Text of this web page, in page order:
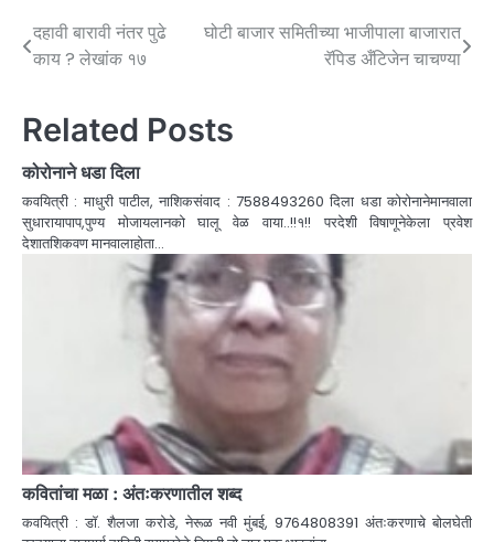
दहावी बारावी नंतर पुढे
काय ? लेखांक १७
घोटी बाजार समितीच्या भाजीपाला बाजारात
रॅपिड अँटिजेन चाचण्या
Related Posts
कोरोनाने धडा दिला
कवयित्री : माधुरी पाटील, नाशिकसंवाद : 7588493260 दिला धडा कोरोनानेमानवाला
सुधारायापाप,पुण्य मोजायलानको घालू वेळ वाया..!!१!! परदेशी विषाणूनेकेला प्रवेश
देशातशिकवण मानवालाहोता…
कवितांचा मळा : अंतःकरणातील शब्द
कवयित्री : डाॅ. शैलजा करोडे, नेरूळ नवी मुंबई, 9764808391 अंतःकरणाचे बोलघेती